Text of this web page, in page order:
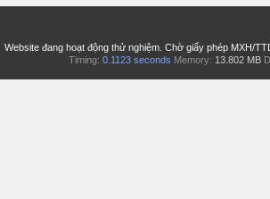
Website đang hoạt động thử nghiệm. Chờ giấy phép MXH/
Timing: 0.1123 seconds Memory: 13.802 MB